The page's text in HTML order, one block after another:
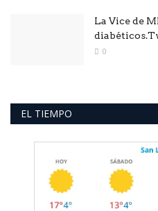
La Vice de
0
EL TIEMPO